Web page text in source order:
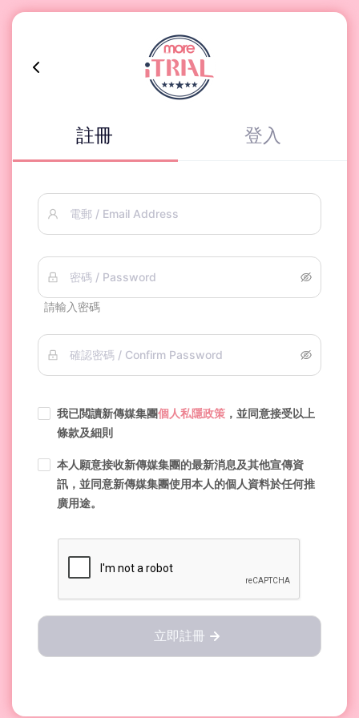
註冊 登入
電郵 / Email Address
密碼 / Password
請輸入密碼
確認密碼 / Confirm Password
我已閲讀新傳媒集團個人私隱政策 ，並同意接受以上
條款及細則
本人願意接收新傳媒集團的最新消息及其他宣傳資
訊，並同意新傳媒集團使用本人的個人資料於任何推
廣用途。
立即註冊